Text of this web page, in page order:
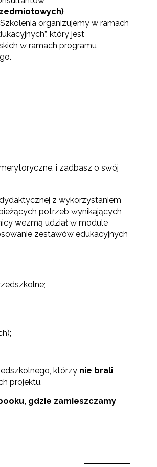
organizujemy w ramach
który jest
w ramach programu
i zadbasz o swój
z wykorzystaniem
potrzeb wynikających
wezmą udział w module
zestawów edukacyjnych
którzy nie brali
projektu.
gdzie zamieszczamy